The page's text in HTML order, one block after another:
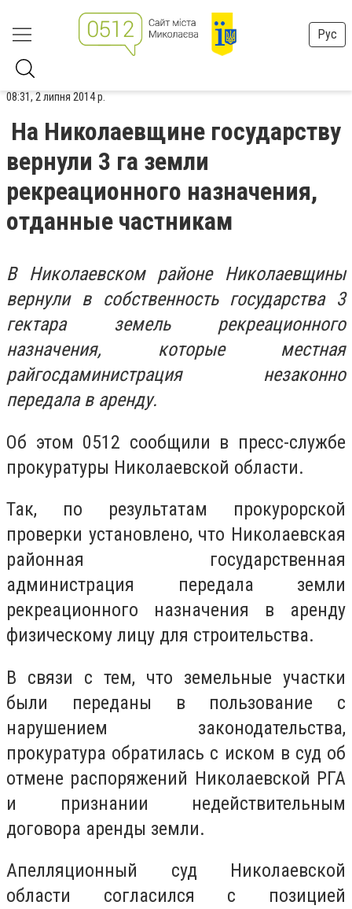
Рус
08:31, 2 липня 2014 р.
На Николаевщине государству
вернули 3 га земли
рекреационного назначения,
отданные частникам
В Николаевском районе Николаевщины
вернули в собственность государства 3
гектара земель рекреационного
назначения, которые местная
райгосдаминистрация незаконно
передала в аренду.
Об этом 0512 сообщили в пресс-службе
прокуратуры Николаевской области.
Так, по результатам прокурорской
проверки установлено, что Николаевская
районная государственная
администрация передала земли
рекреационного назначения в аренду
физическому лицу для строительства.
В связи с тем, что земельные участки
были переданы в пользование с
нарушением законодательства,
прокуратура обратилась с иском в суд об
отмене распоряжений Николаевской РГА
и признании недействительным
договора аренды земли.
Апелляционный суд Николаевской
области согласился с позицией